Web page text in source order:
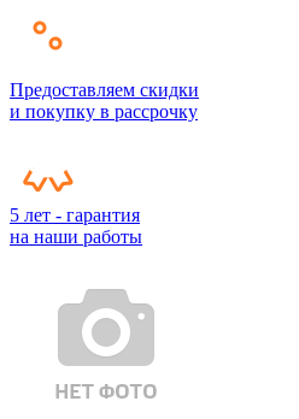
Предоставляем скидки
и покупку в рассрочку
5 лет - гарантия
на наши работы